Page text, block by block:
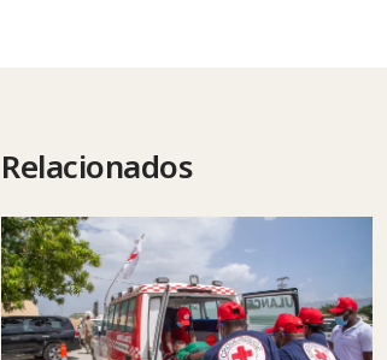
Relacionados